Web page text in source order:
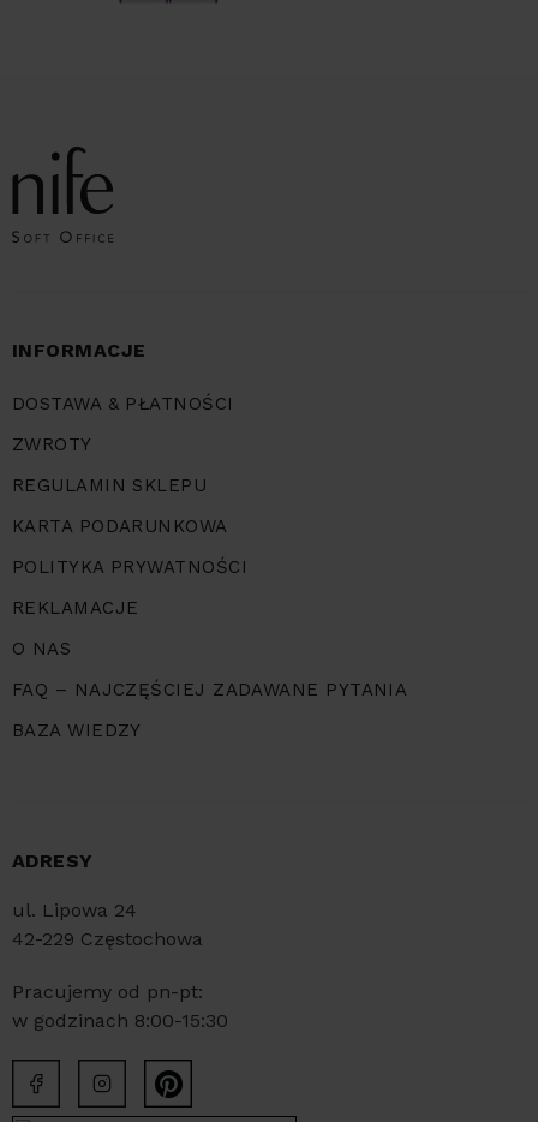
INFORMACJE
DOSTAWA & PŁATNOŚCI
ZWROTY
REGULAMIN SKLEPU
KARTA PODARUNKOWA
POLITYKA PRYWATNOŚCI
REKLAMACJE
O NAS
FAQ – NAJCZĘŚCIEJ ZADAWANE PYTANIA
BAZA WIEDZY
ADRESY
ul. Lipowa 24
42-229 Częstochowa
Pracujemy od pn-pt:
w godzinach 8:00-15:30